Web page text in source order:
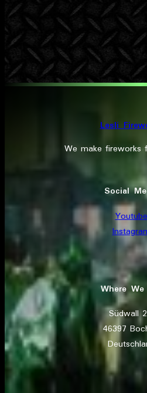
Lesli
We make fireworks
Social
Youtube
Where
Südwall
46397